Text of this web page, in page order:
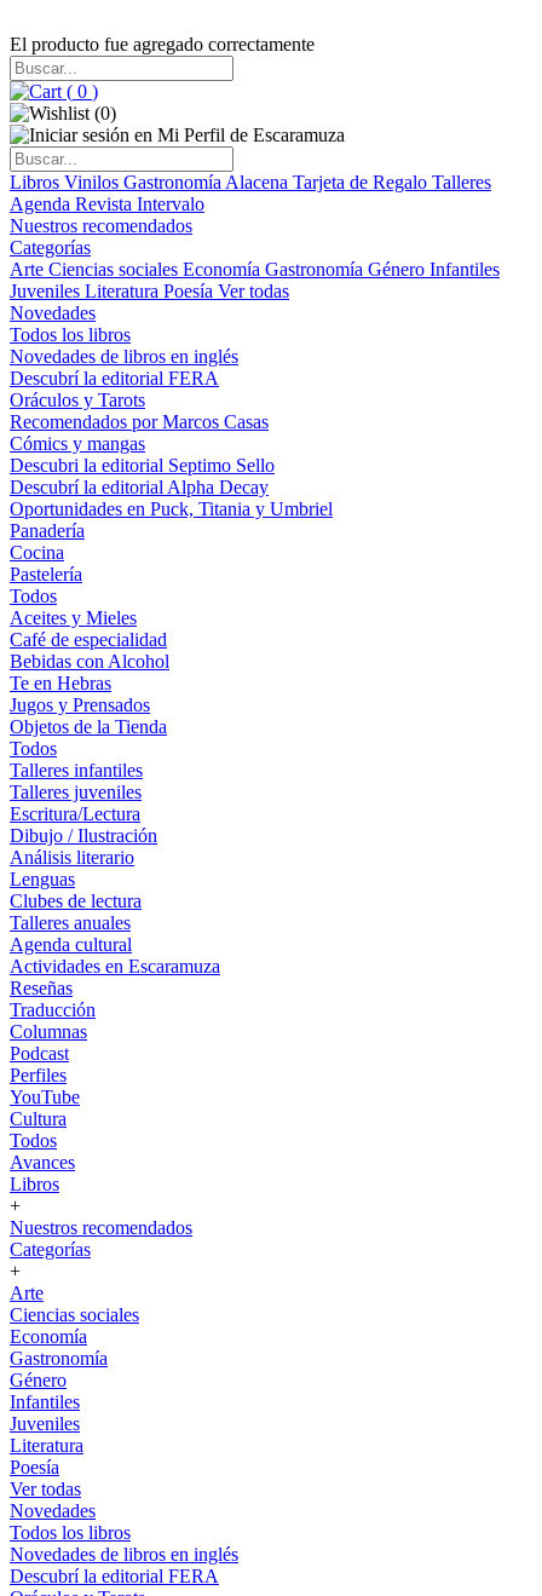
El producto fue agregado correctamente
( 0 )
(0)
Libros Vinilos Gastronomía Alacena Tarjeta de Regalo Talleres
Agenda Revista Intervalo
Nuestros recomendados
Categorías
Arte Ciencias sociales Economía Gastronomía Género Infantiles
Juveniles Literatura Poesía Ver todas
Novedades
Todos los libros
Novedades de libros en inglés
Descubrí la editorial FERA
Oráculos y Tarots
Recomendados por Marcos Casas
Cómics y mangas
Descubri la editorial Septimo Sello
Descubrí la editorial Alpha Decay
Oportunidades en Puck, Titania y Umbriel
Panadería
Cocina
Pastelería
Todos
Aceites y Mieles
Café de especialidad
Bebidas con Alcohol
Te en Hebras
Jugos y Prensados
Objetos de la Tienda
Todos
Talleres infantiles
Talleres juveniles
Escritura/Lectura
Dibujo / Ilustración
Análisis literario
Lenguas
Clubes de lectura
Talleres anuales
Agenda cultural
Actividades en Escaramuza
Reseñas
Traducción
Columnas
Podcast
Perfiles
YouTube
Cultura
Todos
Avances
Libros
+
Nuestros recomendados
Categorías
+
Arte
Ciencias sociales
Economía
Gastronomía
Género
Infantiles
Juveniles
Literatura
Poesía
Ver todas
Novedades
Todos los libros
Novedades de libros en inglés
Descubrí la editorial FERA